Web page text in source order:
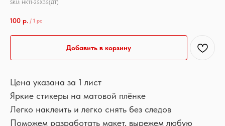
SKU: НК11-25Х35(ДТ)
100 р. / 1 pc
Добавить в корзину
Цена указана за 1 лист
Яркие стикеры на матовой плёнке
Легко наклеить и легко снять без следов
Поможем разработать макет, вырежем любую